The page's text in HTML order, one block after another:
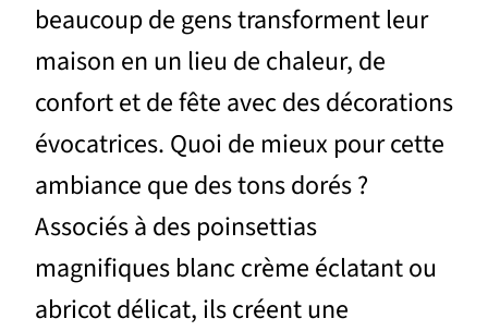
beaucoup de gens transforment leur
maison en un lieu de chaleur, de
confort et de fête avec des décorations
évocatrices. Quoi de mieux pour cette
ambiance que des tons dorés ?
Associés à des poinsettias
magnifiques blanc crème éclatant ou
abricot délicat, ils créent une